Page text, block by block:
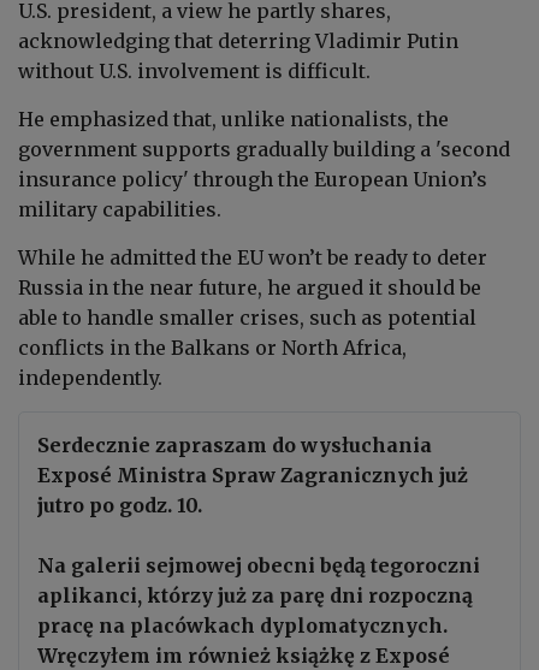
U.S. president, a view he partly shares,
acknowledging that deterring Vladimir Putin
without U.S. involvement is difficult.
He emphasized that, unlike nationalists, the
government supports gradually building a 'second
insurance policy' through the European Union’s
military capabilities.
While he admitted the EU won’t be ready to deter
Russia in the near future, he argued it should be
able to handle smaller crises, such as potential
conflicts in the Balkans or North Africa,
independently.
Serdecznie zapraszam do wysłuchania
Exposé Ministra Spraw Zagranicznych już
jutro po godz. 10.
Na galerii sejmowej obecni będą tegoroczni
aplikanci, którzy już za parę dni rozpoczną
pracę na placówkach dyplomatycznych.
Wręczyłem im również książkę z Exposé